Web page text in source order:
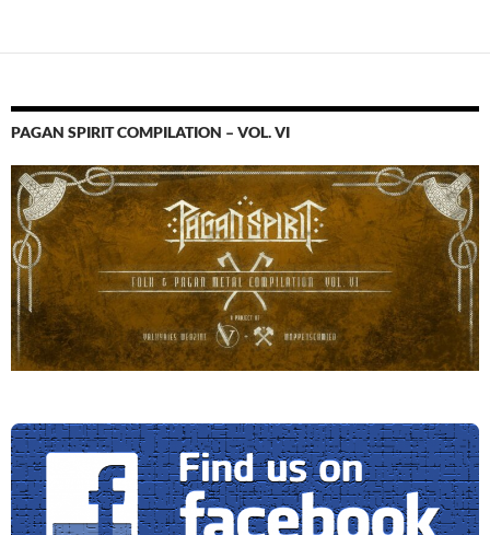
PAGAN SPIRIT COMPILATION – VOL. VI